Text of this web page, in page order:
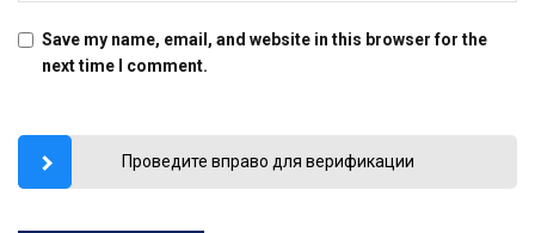
Save my name, email, and website in this browser for the
next time I comment.
Проведите вправо для верификации